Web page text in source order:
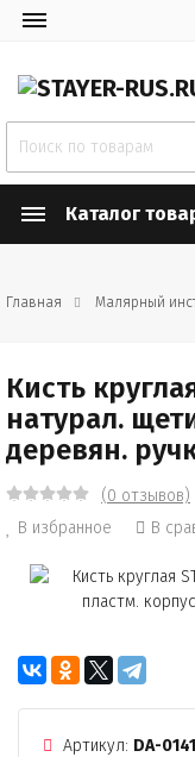
Каталог
Главная Малярный
Кисть
натурал.
деревян.
(0 отзывов)
В избранное
В
Артикул: DA-